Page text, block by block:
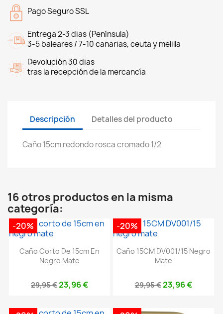
Pago Seguro SSL
Entrega 2-3 dias (Península)
3-5 baleares / 7-10 canarias, ceuta y melilla
Devolución 30 dias
tras la recepción de la mercancía
Descripción Detalles del producto
Caño 15cm redondo rosca cromado 1/2
16 otros productos en la misma
categoría:
Caño Corto De 15cm En
Negro Mate
29,95 €23,96 €
-20%
Caño 15CM DV001/15 Negro
Mate
29,95 €23,96 €
-20%